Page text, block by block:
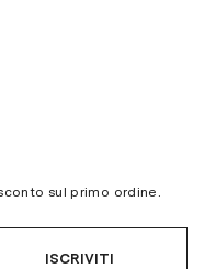
sul primo ordine.
ISCRIVITI